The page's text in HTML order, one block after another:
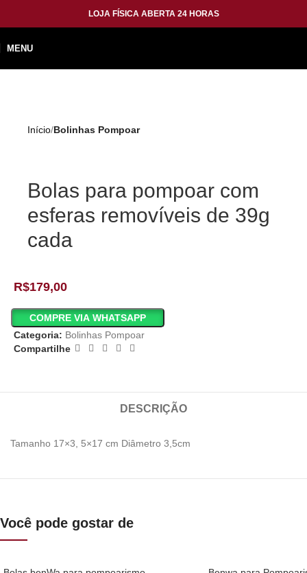
LOJA FÍSICA ABERTA 24 HORAS
MENU
Início Bolinhas Pompoar
Bolas para pompoar com
esferas removíveis de 39g
cada
R$179,00
COMPRE VIA WHATSAPP
Categoria: Bolinhas Pompoar
Compartilhe
DESCRIÇÃO
Tamanho 17×3, 5×17 cm Diâmetro 3,5cm
Você pode gostar de